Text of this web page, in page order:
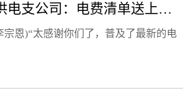
国网常德武陵区供电支公司：电费清单送上门 让客户用上“明白电”
恩)“太感谢你们了，普及了最新的电